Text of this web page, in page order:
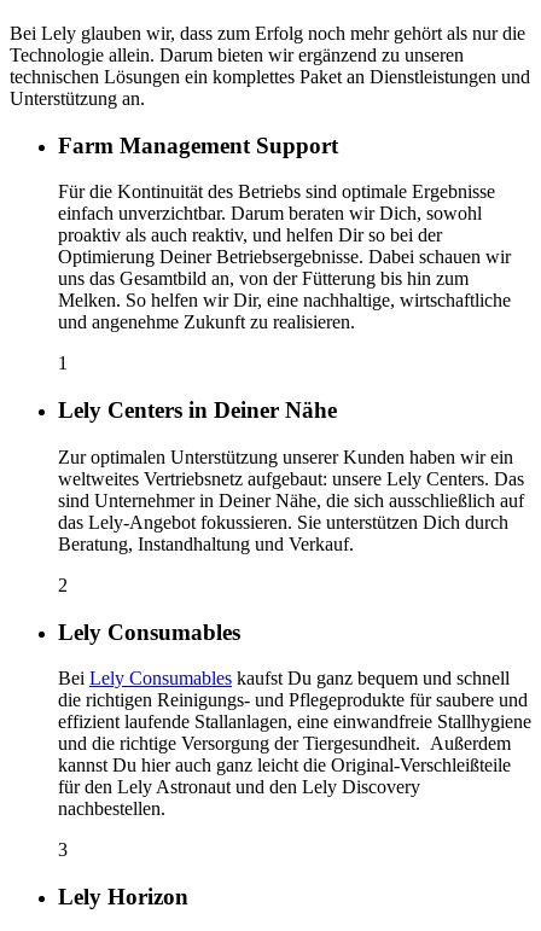
Bei Lely glauben wir, dass zum Erfolg noch mehr gehört als nur die
Technologie allein. Darum bieten wir ergänzend zu unseren
technischen Lösungen ein komplettes Paket an Dienstleistungen und
Unterstützung an.
Farm Management Support
Für die Kontinuität des Betriebs sind optimale Ergebnisse
einfach unverzichtbar. Darum beraten wir Dich, sowohl
proaktiv als auch reaktiv, und helfen Dir so bei der
Optimierung Deiner Betriebsergebnisse. Dabei schauen wir
uns das Gesamtbild an, von der Fütterung bis hin zum
Melken. So helfen wir Dir, eine nachhaltige, wirtschaftliche
und angenehme Zukunft zu realisieren.
1
Lely Centers in Deiner Nähe
Zur optimalen Unterstützung unserer Kunden haben wir ein
weltweites Vertriebsnetz aufgebaut: unsere Lely Centers. Das
sind Unternehmer in Deiner Nähe, die sich ausschließlich auf
das Lely-Angebot fokussieren. Sie unterstützen Dich durch
Beratung, Instandhaltung und Verkauf.
2
Lely Consumables
Bei Lely Consumables kaufst Du ganz bequem und schnell
die richtigen Reinigungs- und Pflegeprodukte für saubere und
effizient laufende Stallanlagen, eine einwandfreie Stallhygiene
und die richtige Versorgung der Tiergesundheit. Außerdem
kannst Du hier auch ganz leicht die Original-Verschleißteile
für den Lely Astronaut und den Lely Discovery
nachbestellen.
3
Lely Horizon